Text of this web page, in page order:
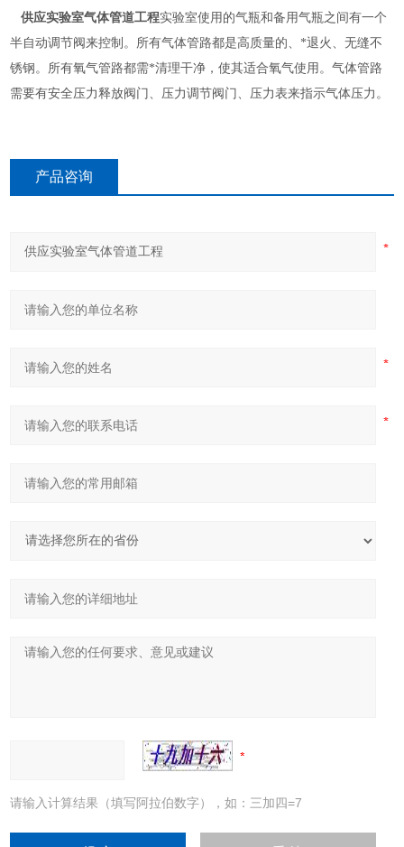
供应实验室气体管道工程实验室使用的气瓶和备用气瓶之间有一个
半自动调节阀来控制。所有气体管路都是高质量的、*退火、无缝不
锈钢。所有氧气管路都需*清理干净，使其适合氧气使用。气体管路
需要有安全压力释放阀门、压力调节阀门、压力表来指示气体压力。
产品咨询
请输入计算结果（填写阿拉伯数字），如：三加四=7